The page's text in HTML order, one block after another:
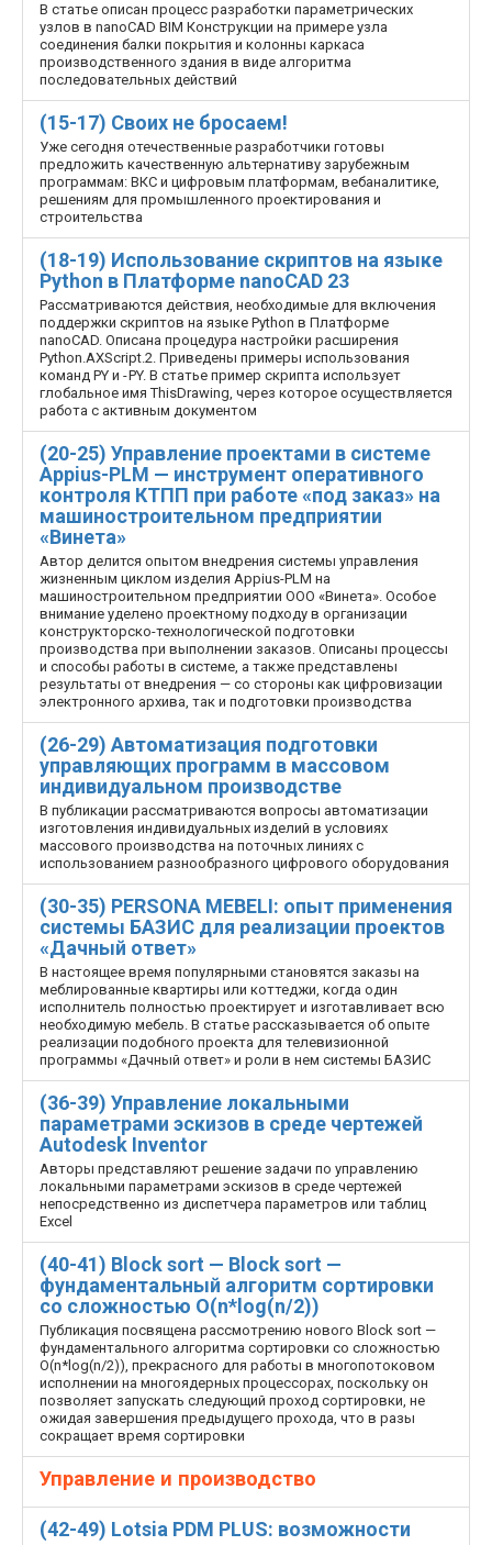
В статье описан процесс разработки параметрических
узлов в nanoCAD BIM Конструкции на примере узла
соединения балки покрытия и колонны каркаса
производственного здания в виде алгоритма
последовательных действий
(15-17) Своих не бросаем!
Уже сегодня отечественные разработчики готовы
предложить качественную альтернативу зарубежным
программам: ВКС и цифровым платформам, веб­аналитике,
решениям для промышленного проектирования и
строительства
(18-19) Использование скриптов на языке
Python в Платформе nanoCAD 23
Рассматриваются действия, необходимые для включения
поддержки скриптов на языке Python в Платформе
nanoCAD. Описана процедура настройки расширения
Python.AXScript.2. Приведены примеры использования
команд PY и - PY. В статье пример скрипта использует
глобальное имя ThisDrawing, через которое осуществляется
работа с активным документом
(20-25) Управление проектами в системе
Appius-PLM — инструмент оперативного
контроля КТПП при работе «под заказ» на
машиностроительном предприятии
«Винета»
Автор делится опытом внедрения системы управления
жизненным циклом изделия Appius-PLM на
машиностроительном предприятии ООО «Винета». Особое
внимание уделено проектному подходу в организации
конструкторско-технологической подготовки
производства при выполнении заказов. Описаны процессы
и способы работы в системе, а также представлены
результаты от внедрения — со стороны как цифровизации
электронного архива, так и подготовки производства
(26-29) Автоматизация подготовки
управляющих программ в массовом
индивидуальном производстве
В публикации рассматриваются вопросы автоматизации
изготовления индивидуальных изделий в условиях
массового производства на поточных линиях с
использованием разнообразного цифрового оборудования
(30-35) PERSONA MEBELI: опыт применения
системы БАЗИС для реализации проектов
«Дачный ответ»
В настоящее время популярными становятся заказы на
меблированные квартиры или коттеджи, когда один
исполнитель полностью проектирует и изготавливает всю
необходимую мебель. В статье рассказывается об опыте
реализации подобного проекта для телевизионной
программы «Дачный ответ» и роли в нем системы БАЗИС
(36-39) Управление локальными
параметрами эскизов в среде чертежей
Autodesk Inventor
Авторы представляют решение задачи по управлению
локальными параметрами эскизов в среде чертежей
непосредственно из диспетчера параметров или таблиц
Excel
(40-41) Block sort — Block sort —
фундаментальный алгоритм сортировки
со сложностью O(n*log(n/2))
Публикация посвящена рассмотрению нового Block sort —
фундаментального алгоритма сортировки со сложностью
O(n*log(n/2)), прекрасного для работы в многопотоковом
исполнении на многоядерных процессорах, поскольку он
позволяет запускать следующий проход сортировки, не
ожидая завершения предыдущего прохода, что в разы
сокращает время сортировки
Управление и производство
(42-49) Lotsia PDM PLUS: возможности